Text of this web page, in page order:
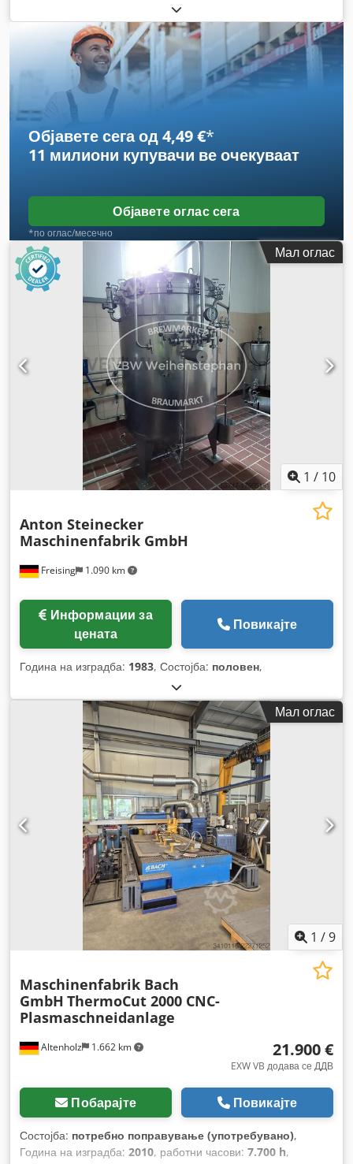
Објавете сега од 4,49 €*
11 милиони купувачи ве очекуваат
Објавете оглас сега
*по оглас/месечно
Мал оглас
1 / 10
Freising 1.090 km
Anton Steinecker
Maschinenfabrik GmbH
цената
Повикајте
Година на изградба: 1983, Состојба: половен,
Мал оглас
1 /9
Altenholz 1.662 km
Maschinenfabrik Bach
GmbH ThermoCut 2000 CNC-
Plasmaschneidanlage
21.900 €
EXW VB додава се ДДВ
Побарајте Повикајте
Состојба: потребно поправување (употребувано),
Година на изградба: 2010, работни часови: 7.700 h,